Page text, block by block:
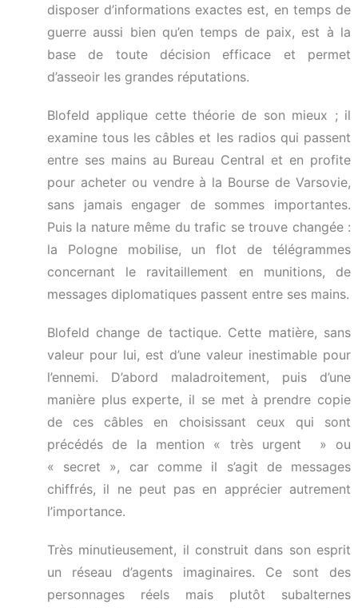
disposer d’informations exactes est, en temps de
guerre aussi bien qu’en temps de paix, est à la
base de toute décision efficace et permet
d’asseoir les grandes réputations.
Blofeld applique cette théorie de son mieux ; il
examine tous les câbles et les radios qui passent
entre ses mains au Bureau Central et en profite
pour acheter ou vendre à la Bourse de Varsovie,
sans jamais engager de sommes importantes.
Puis la nature même du trafic se trouve changée :
la Pologne mobilise, un flot de télégrammes
concernant le ravitaillement en munitions, de
messages diplomatiques passent entre ses mains.
Blofeld change de tactique. Cette matière, sans
valeur pour lui, est d’une valeur inestimable pour
l’ennemi. D’abord maladroitement, puis d’une
manière plus experte, il se met à prendre copie
de ces câbles en choisissant ceux qui sont
précédés de la mention « très urgent » ou
« secret », car comme il s’agit de messages
chiffrés, il ne peut pas en apprécier autrement
l’importance.
Très minutieusement, il construit dans son esprit
un réseau d’agents imaginaires. Ce sont des
personnages réels mais plutôt subalternes